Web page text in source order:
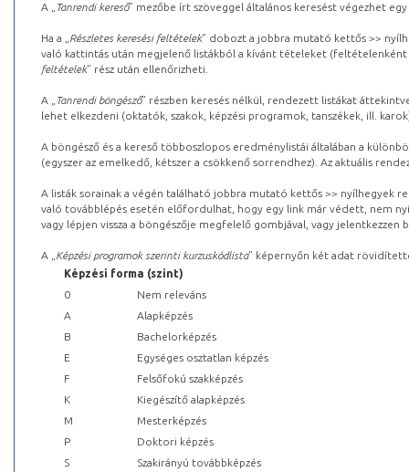
A „ Tanrendi kereső” mezőbe írt szöveggel általános keresést végezhet
Ha a „ Részletes keresési feltételek” dobozt a jobbra mutató kettős >>
való kattintás után megjelenő listákból a kívánt tételeket (feltételenként
feltételek” rész után ellenőrizheti.
A „ Tanrendi böngésző” részben keresés nélkül, rendezett listákat
lehet elkezdeni (oktatók, szakok, képzési programok, tanszékek, ill.
A böngésző és a kereső többoszlopos eredménylistái általában a
(egyszer az emelkedő, kétszer a csökkenő sorrendhez). Az aktuális
A listák sorainak a végén található jobbra mutató kettős >> nyílhegyek
való továbblépés esetén előfordulhat, hogy egy link már védett, nem
vagy lépjen vissza a böngészője megfelelő gombjával, vagy
A „ Képzési programok szerinti kurzuskódlista” képernyőn két adat
Képzési forma (szint)
0
Nem releváns
A
Alapképzés
B
Bachelorképzés
E
Egységes osztatlan képzés
F
Felsőfokú szakképzés
K
Kiegészítő alapképzés
M
Mesterképzés
P
Doktori képzés
S
Szakirányú továbbképzés